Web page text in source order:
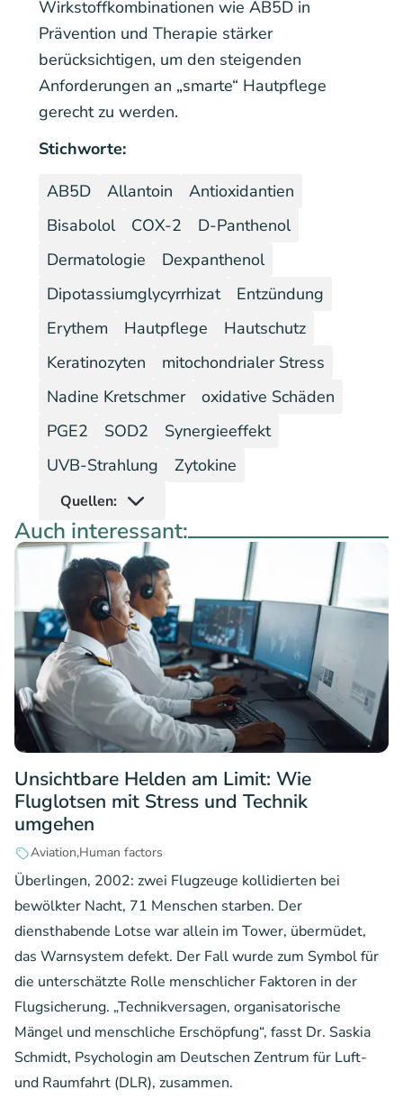
Wirkstoffkombinationen wie AB5D in
Prävention und Therapie stärker
berücksichtigen, um den steigenden
Anforderungen an „smarte“ Hautpflege
gerecht zu werden.
Stichworte:
AB5D
Allantoin
Antioxidantien
Bisabolol
COX-2
D-Panthenol
Dermatologie
Dexpanthenol
Dipotassiumglycyrrhizat
Entzündung
Erythem
Hautpflege
Hautschutz
Keratinozyten
mitochondrialer Stress
Nadine Kretschmer
oxidative Schäden
PGE2
SOD2
Synergieeffekt
UVB-Strahlung
Zytokine
Quellen:
Auch interessant:
Unsichtbare Helden am Limit: Wie
Fluglotsen mit Stress und Technik
umgehen
AviationHuman factors
Überlingen, 2002: zwei Flugzeuge kollidierten bei
bewölkter Nacht, 71 Menschen starben. Der
diensthabende Lotse war allein im Tower, übermüdet,
das Warnsystem defekt. Der Fall wurde zum Symbol für
die unterschätzte Rolle menschlicher Faktoren in der
Flugsicherung. „Technikversagen, organisatorische
Mängel und menschliche Erschöpfung“, fasst Dr. Saskia
Schmidt, Psychologin am Deutschen Zentrum für Luft-
und Raumfahrt (DLR), zusammen.